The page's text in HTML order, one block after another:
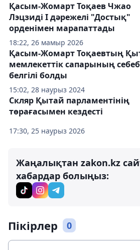
18:22, 26 мамыр 2026
Қасым-Жомарт Тоқаев Чжао
Лэцзиді І дәрежелі "Достық"
орденімен марапаттады
15:02, 28 наурыз 2024
Қасым-Жомарт Тоқаевтың
мемлекеттік сапарының
белгілі болды
17:30, 25 наурыз 2026
Скляр Қытай парламентінің
төрағасымен кездесті
Жаңалықтан zakon.kz
хабардар болыңыз:
Пікірлер 0